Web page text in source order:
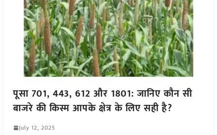
पूसा 701, 443, 612 और 1801: जानिए कौन सी
बाजरे की किस्म आपके क्षेत्र के लिए सही है?
July 12, 2025